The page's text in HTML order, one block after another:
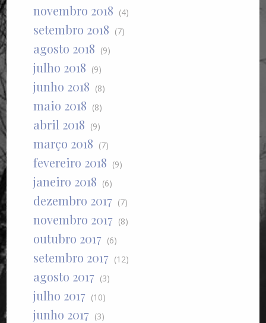
novembro 2018 (4)
setembro 2018 (7)
agosto 2018 (9)
julho 2018 (9)
junho 2018 (8)
maio 2018 (8)
abril 2018 (9)
março 2018 (7)
fevereiro 2018 (9)
janeiro 2018 (6)
dezembro 2017 (7)
novembro 2017 (8)
outubro 2017 (6)
setembro 2017 (12)
agosto 2017 (3)
julho 2017 (10)
junho 2017 (3)